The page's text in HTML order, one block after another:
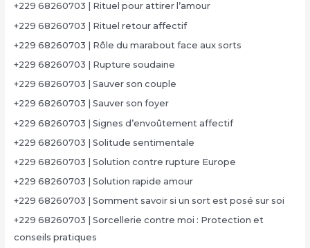
+229 68260703 | Rituel pour attirer l’amour
+229 68260703 | Rituel retour affectif
+229 68260703 | Rôle du marabout face aux sorts
+229 68260703 | Rupture soudaine
+229 68260703 | Sauver son couple
+229 68260703 | Sauver son foyer
+229 68260703 | Signes d’envoûtement affectif
+229 68260703 | Solitude sentimentale
+229 68260703 | Solution contre rupture Europe
+229 68260703 | Solution rapide amour
+229 68260703 | Somment savoir si un sort est posé sur soi
+229 68260703 | Sorcellerie contre moi : Protection et
conseils pratiques